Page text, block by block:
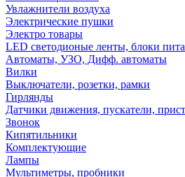
Увлажнители воздуха
Электрические пушки
Электро товары
LED светодионые ленты, блоки
Автоматы, УЗО, Дифф. автоматы
Вилки
Выключатели, розетки, рамки
Гирлянды
Датчики движения, пускатели,
Звонок
Кипятильники
Комплектующие
Лампы
Мультиметры, пробники